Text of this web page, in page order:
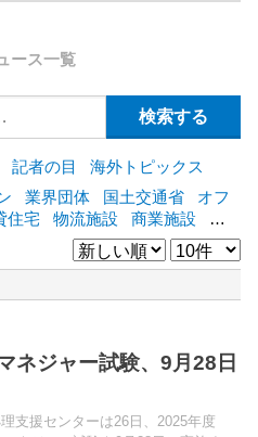
ース一覧
記者の目
海外トピックス
業界団体 国土交通省
オフ
住宅 物流施設 商業施設
海
東急不動産 賃料
ア
野村不動産 ZEH [+]
ネジャー試験、9月28日
支援センターは26日、2025年度